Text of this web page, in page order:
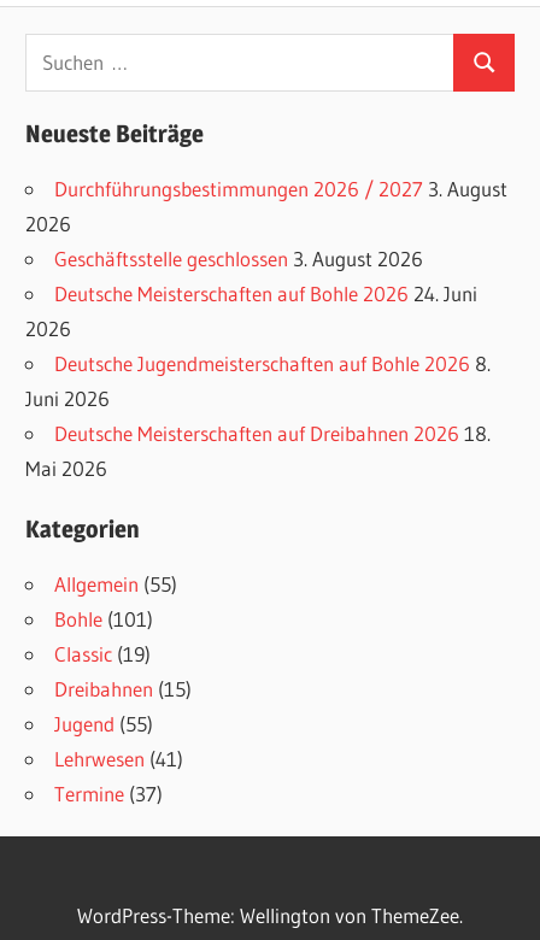
Beiträge
Suchen
nach:
Suchen
Neueste Beiträge
Durchführungsbestimmungen 2026 / 2027 3. August
2026
Geschäftsstelle geschlossen 3. August 2026
Deutsche Meisterschaften auf Bohle 2026 24. Juni
2026
Deutsche Jugendmeisterschaften auf Bohle 2026 8.
Juni 2026
Deutsche Meisterschaften auf Dreibahnen 2026 18.
Mai 2026
Kategorien
Allgemein (55)
Bohle (101)
Classic (19)
Dreibahnen (15)
Jugend (55)
Lehrwesen (41)
Termine (37)
WordPress-Theme: Wellington von ThemeZee.